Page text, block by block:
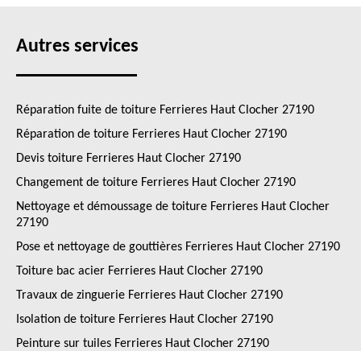
Autres services
Réparation fuite de toiture Ferrieres Haut Clocher 27190
Réparation de toiture Ferrieres Haut Clocher 27190
Devis toiture Ferrieres Haut Clocher 27190
Changement de toiture Ferrieres Haut Clocher 27190
Nettoyage et démoussage de toiture Ferrieres Haut Clocher
27190
Pose et nettoyage de gouttières Ferrieres Haut Clocher 27190
Toiture bac acier Ferrieres Haut Clocher 27190
Travaux de zinguerie Ferrieres Haut Clocher 27190
Isolation de toiture Ferrieres Haut Clocher 27190
Peinture sur tuiles Ferrieres Haut Clocher 27190